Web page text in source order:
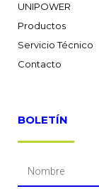
UNIPOWER
Productos
Servicio Técnico
Contacto
BOLETÍN